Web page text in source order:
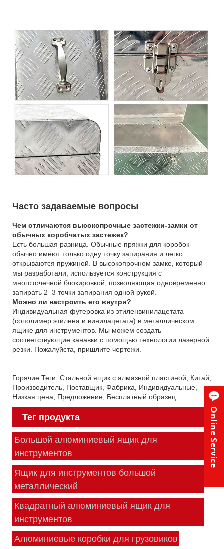
Часто задаваемые вопросы
Чем отличаются высокопрочные застежки-замки от
обычных коробчатых застежек?
Есть большая разница. Обычные пряжки для коробок
обычно имеют только одну точку запирания и легко
открываются пружиной. В высокопрочном замке, который
мы разработали, используется конструкция с
многоточечной блокировкой, позволяющая одновременно
запирать 2–3 точки запирания одной рукой.
Можно ли настроить его внутри?
Индивидуальная футеровка из этиленвинилацетата
(сополимер этилена и винилацетата) в металлическом
ящике для инструментов. Мы можем создать
соответствующие канавки с помощью технологии лазерной
резки. Пожалуйста, пришлите чертежи.
Горячие Теги: Стальной ящик с алмазной пластиной, Китай,
Производитель, Поставщик, Фабрика, Индивидуальные,
Низкая цена, Предложение, Бесплатный образец
Тег продукта
Большой алюминиевый ящик для
инструментов
Ящик для инструментов большой
металлический
Квадратный алюминиевый ящик для
инструментов
Алюминиевые коробки для грузовиков
Online Service